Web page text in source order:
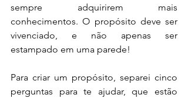
sempre adquirirem mais
conhecimentos. O propósito deve ser
vivenciado, e não apenas ser
estampado em uma parede!
Para criar um propósito, separei cinco
perguntas para te ajudar, que estão